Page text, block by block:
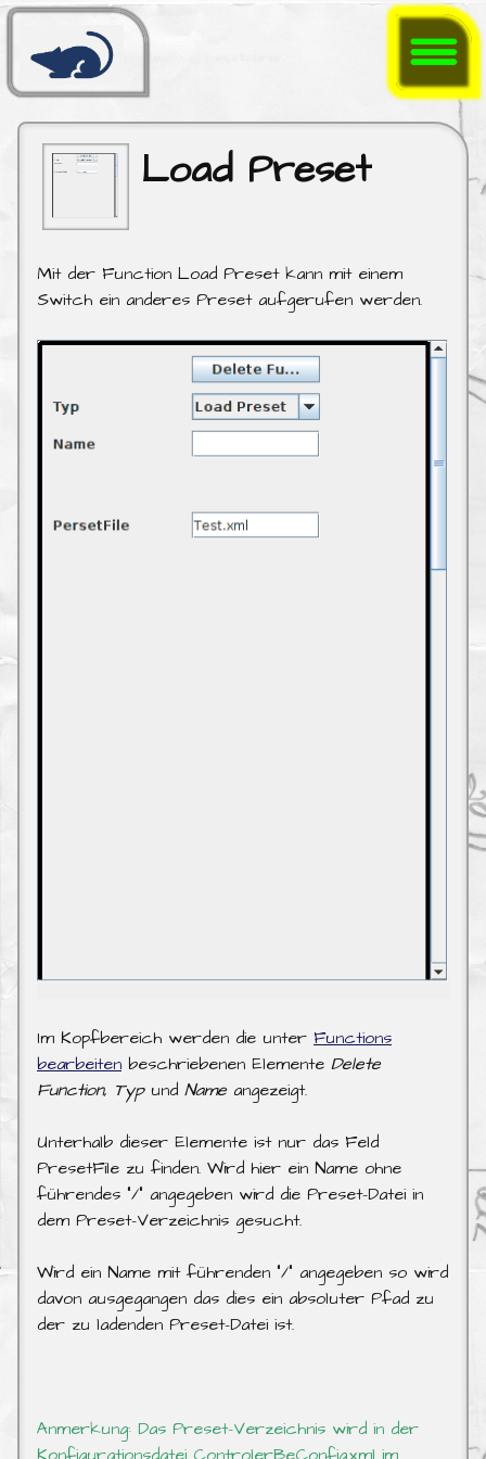
Load Preset
Mit der Function Load Preset kann mit einem
Switch ein anderes Preset aufgerufen werden.
Im Kopfbereich werden die unter Functions
bearbeiten beschriebenen Elemente Delete
Function, Typund Nameangezeigt.
Unterhalb dieser Elemente ist nur das Feld
PresetFile zu finden. Wird hier ein Name ohne
führendes “/” angegeben wird die Preset-Datei in
dem Preset-Verzeichnis gesucht.
Wird ein Name mit führenden “/” angegeben so wird
davon ausgegangen das dies ein absoluter Pfad zu
der zu ladenden Preset-Datei ist.
Anmerkung: Das Preset-Verzeichnis wird in der